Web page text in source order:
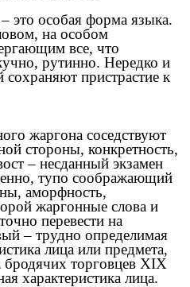
особая форма языка.
на особом
все, что
рутинно. Нередко и
пристрастие к
жаргона соседствуют
стороны, конкретность,
– несданный экзамен
тупо соображающий
аморфность,
жаргонные слова и
перевести на
– трудно определимая
лица или предмета,
бродячих торговцев XIX
характеристика лица.